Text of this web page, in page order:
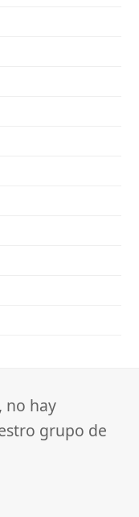
no hay
grupo de